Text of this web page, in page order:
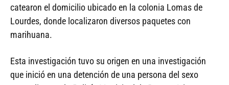
catearon el domicilio ubicado en la colonia Lomas de
Lourdes, donde localizaron diversos paquetes con
marihuana.
Esta investigación tuvo su origen en una investigación
que inició en una detención de una persona del sexo